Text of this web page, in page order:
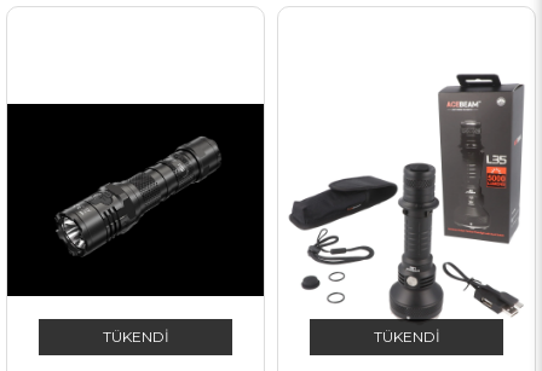
TÜKENDI TÜKENDI